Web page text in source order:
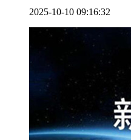
2025-10-10 09:16:32